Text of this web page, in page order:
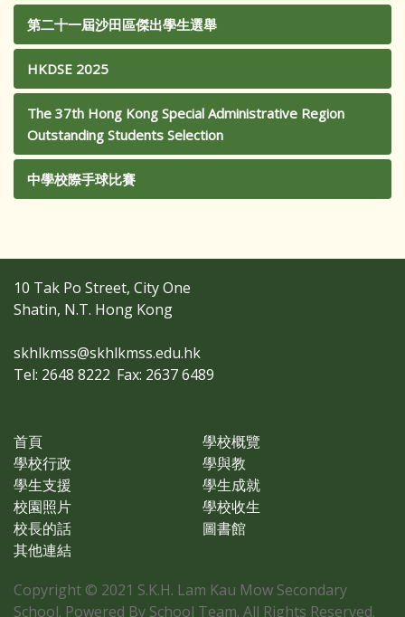
第二十一屆沙田區傑出學生選舉
HKDSE 2025
The 37th Hong Kong Special Administrative Region
Outstanding Students Selection
中學校際手球比賽
10 Tak Po Street, City One
Shatin, N.T. Hong Kong
skhlkmss@skhlkmss.edu.hk
Tel: 2648 8222 Fax: 2637 6489
首頁
學校概覽
學校行政
學與教
學生支援
學生成就
校園照片
學校收生
校長的話
圖書館
其他連結
Copyright © 2021 S.K.H. Lam Kau Mow Secondary
School. Powered By School Team. All Rights Reserved.